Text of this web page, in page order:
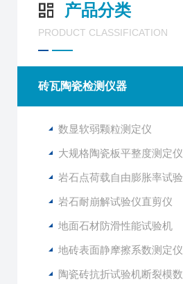
产品分类
PRODUCT CLASSIFICATION
砖瓦陶瓷检测仪器
数显软弱颗粒测定仪
大规格陶瓷板平整度测定仪
岩石点荷载自由膨胀率试验
岩石耐崩解试验仪直剪仪
地面石材防滑性能试验机
地砖表面静摩擦系数测定仪
陶瓷砖抗折试验机断裂模数